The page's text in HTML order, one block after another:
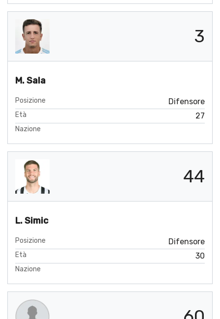
3
M. Sala
Posizione Difensore
Età 27
Nazione
44
L. Simic
Posizione Difensore
Età 30
Nazione